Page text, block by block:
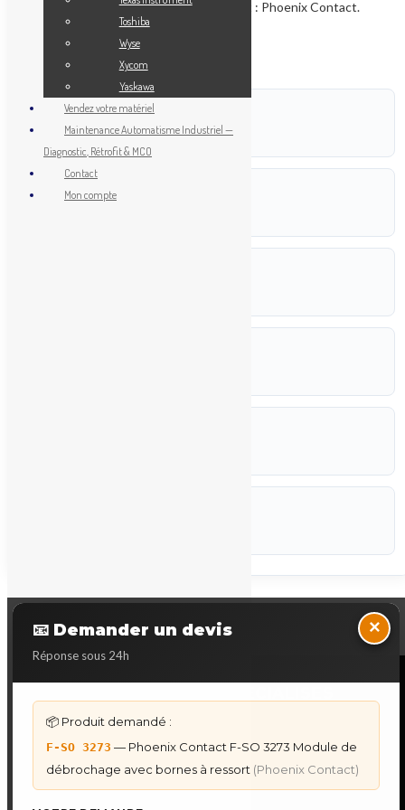
pour signaux logiques 24V DC. Fabricant : Phoenix Contact.
Montage sur rail DIN 35mm.
POIDS
0,120 kg
DIMENSIONS
📧 Demander un devis
Réponse sous 24h
×
📦 Produit demandé :
F-SO 3273 — Phoenix Contact F-SO 3273 Module de
débrochage avec bornes à ressort (Phoenix Contact)
Back to Top
DÉPANNAGE AUTOMATES
Dépannage Schneider Modicon
Toshiba
Wyse
Xycom
Yaskawa
Vendez votre matériel
Maintenance Automatisme Industriel —
Diagnostic, Rétrofit & MCO
Contact
Mon compte